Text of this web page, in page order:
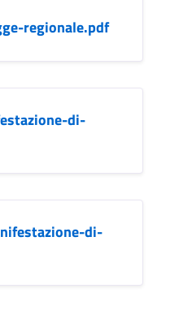
regionale.pdf
di-
di-